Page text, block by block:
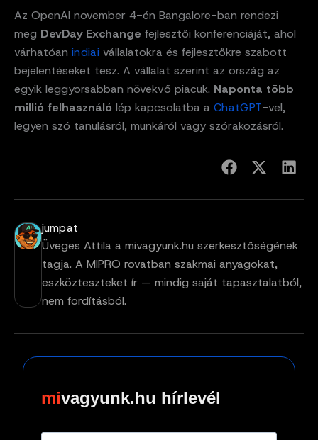
Az OpenAI november 4-én Bangalore-ban rendezi
meg DevDay Exchange fejlesztői konferenciáját, ahol
várhatóan indiaivállalatokra és fejlesztőkre szabott
bejelentéseket tesz. A vállalat szerint az ország az
egyik leggyorsabban növekvő piacuk. Naponta több
millió felhasználó lép kapcsolatba a ChatGPT-vel,
legyen szó tanulásról, munkáról vagy szórakozásról.
jumpat
Üveges Attila a mivagyunk.hu szerkesztőségének
tagja. A MIPRO rovatban szakmai anyagokat,
eszközteszteket ír — mindig saját tapasztalatból,
nem fordításból.
vagyunk.hu hírlevél